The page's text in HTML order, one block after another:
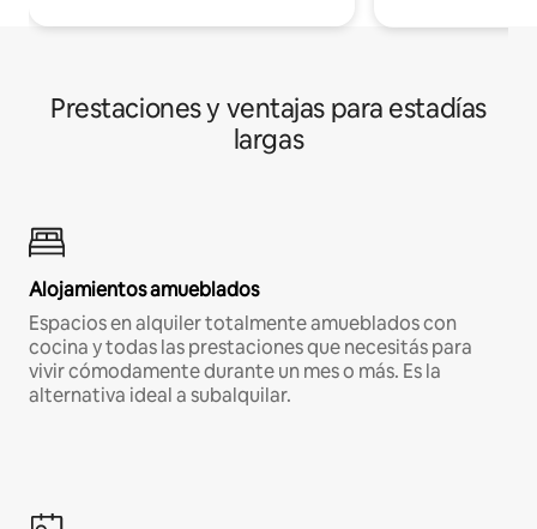
Prestaciones y ventajas para estadías
largas
Alojamientos amueblados
Espacios en alquiler totalmente amueblados con
cocina y todas las prestaciones que necesitás para
vivir cómodamente durante un mes o más. Es la
alternativa ideal a subalquilar.